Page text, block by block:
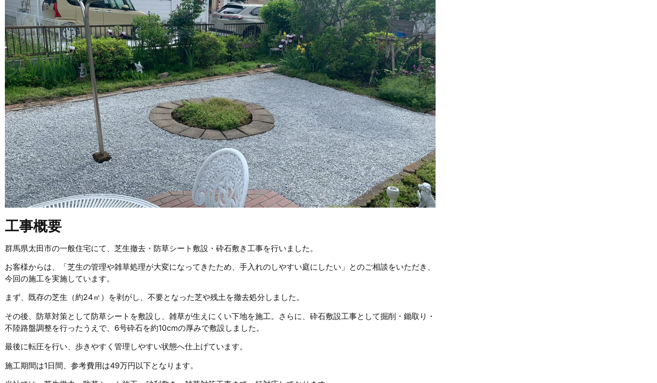
工事概要
群馬県太田市の一般住宅にて、芝生撤去・防草シート敷設・砕石敷き工事を行いました。
お客様からは、「芝生の管理や雑草処理が大変になってきたため、手入れのしやすい庭にしたい」とのご相談をいただき、
今回の施工を実施しています。
まず、既存の芝生（約24㎡）を剥がし、不要となった芝や残土を撤去処分しました。
その後、防草対策として防草シートを敷設し、雑草が生えにくい下地を施工。さらに、砕石敷設工事として掘削・鋤取り・
不陸路盤調整を行ったうえで、6号砕石を約10cmの厚みで敷設しました。
最後に転圧を行い、歩きやすく管理しやすい状態へ仕上げています。
施工期間は1日間、参考費用は49万円以下となります。